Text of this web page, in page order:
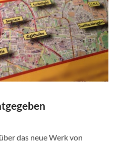
das neue Werk von